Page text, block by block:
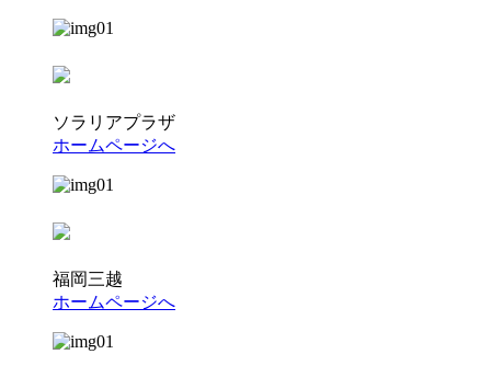
ソラリアプラザ
ホームページへ
福岡三越
ホームページへ